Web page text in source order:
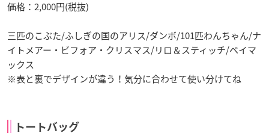
価格：2,000円(税抜)
三匹のこぶた/ふしぎの国のアリス/ダンボ/101匹わんちゃん/ナ
イトメアー・ビフォア・クリスマス/リロ＆スティッチ/ベイマ
ックス
※表と裏でデザインが違う！気分に合わせて使い分けてね
トートバッグ